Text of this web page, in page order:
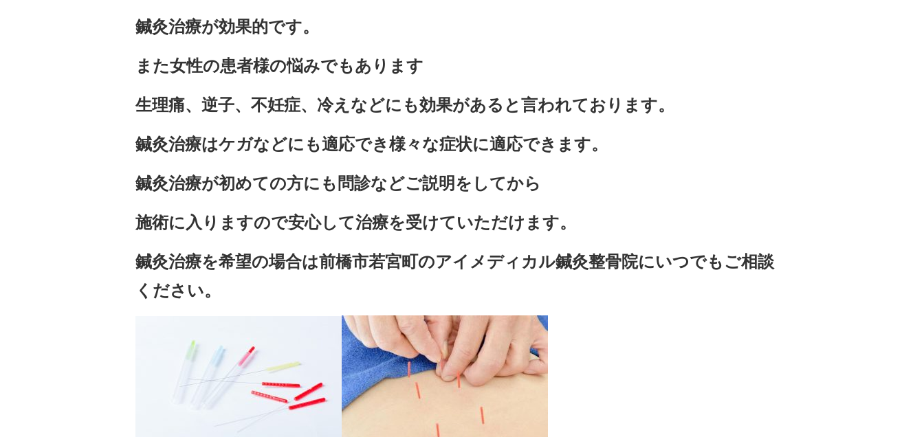
鍼灸治療が効果的です。
また女性の患者様の悩みでもあります
生理痛、逆子、不妊症、冷えなどにも効果があると言われております。
鍼灸治療はケガなどにも適応でき様々な症状に適応できます。
鍼灸治療が初めての方にも問診などご説明をしてから
施術に入りますので安心して治療を受けていただけます。
鍼灸治療を希望の場合は前橋市若宮町のアイメディカル鍼灸整骨院にいつでもご相談
ください。